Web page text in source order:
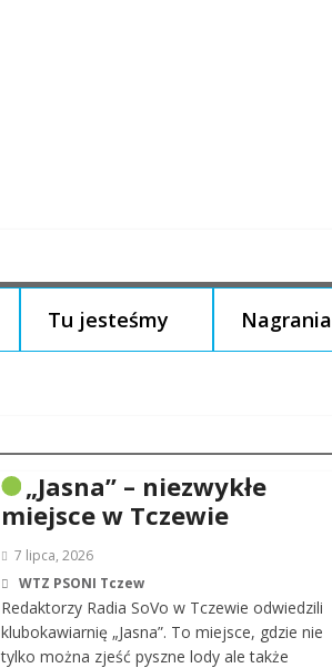
Tu jesteśmy Nagrania
„Jasna” – niezwykłe
miejsce w Tczewie
7 lipca, 2026
WTZ PSONI Tczew
Redaktorzy Radia SoVo w Tczewie odwiedzili
klubokawiarnię „Jasna”. To miejsce, gdzie nie
tylko można zjeść pyszne lody ale także